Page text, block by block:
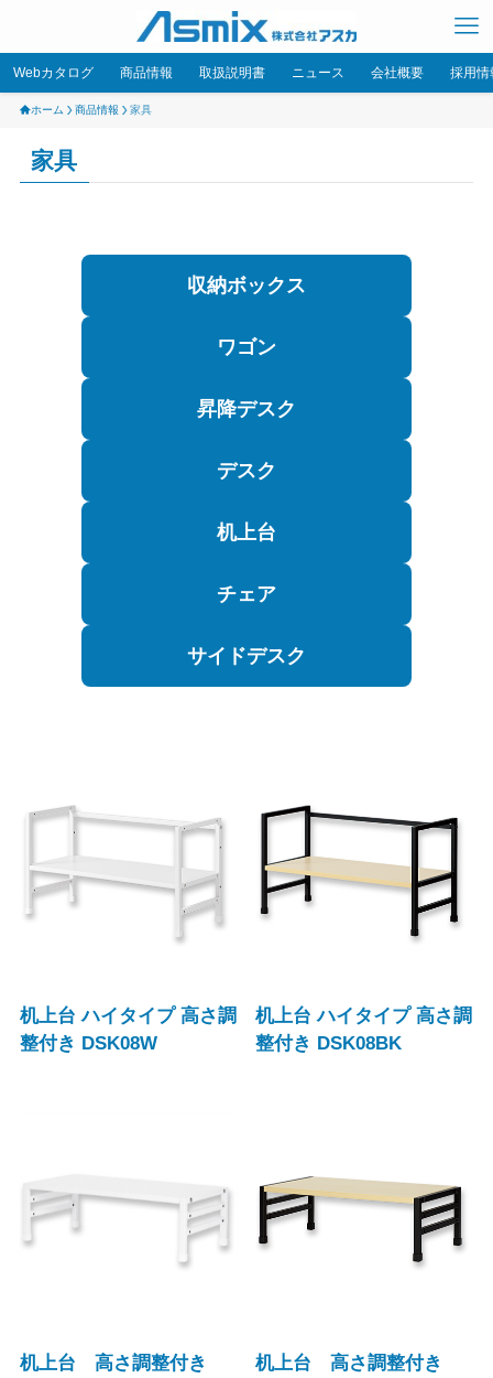
Webカタログ 商品情報 取扱説明書 ニュース 会社概要 採用情
ホーム 商品情報 家具
家具
収納ボックス
ワゴン
昇降デスク
デスク
机上台
チェア
サイドデスク
机上台 ハイタイプ 高さ調
整付き DSK08W
机上台 ハイタイプ 高さ調
整付き DSK08BK
机上台 高さ調整付き
机上台 高さ調整付き